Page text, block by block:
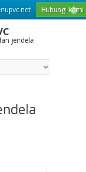
jendela
Hubungi kami